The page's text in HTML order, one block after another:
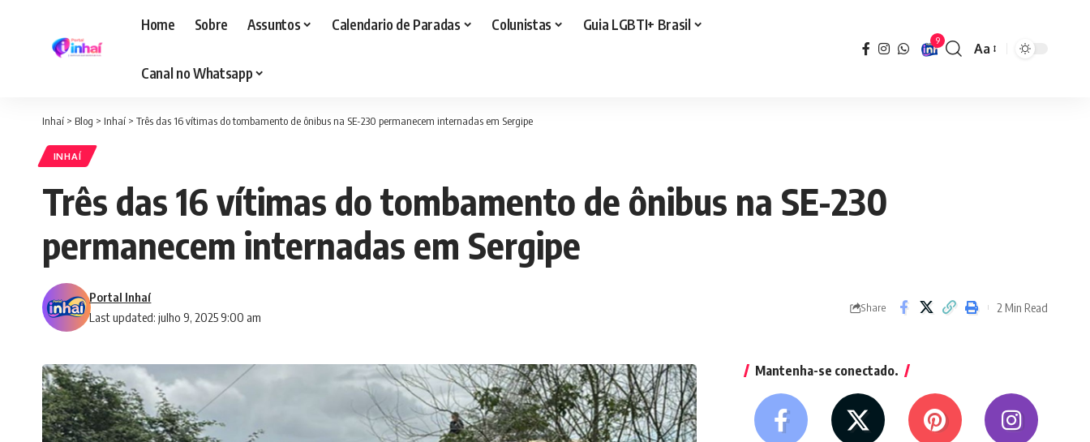
Home Sobre Assuntos Calendario de Paradas Colunistas Guia LGBTI+ Brasil
Canal no Whatsapp
9
Font
Aa
Inhaí > Blog > Inhaí > Três das 16 vítimas do tombamento de ônibus na SE-230 permanecem internadas em Sergipe
INHAÍ
Três das 16 vítimas do tombamento de ônibus na SE-230
permanecem internadas em Sergipe
Last updated: julho 9, 2025 9:00 am
Portal Inhaí
Share 2 Min Read
Mantenha-se conectado.